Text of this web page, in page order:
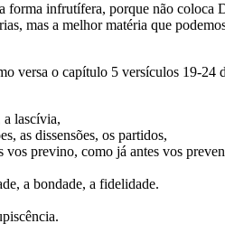
forma infrutífera, porque não coloca
mas a melhor matéria que
versa o capítulo 5 versículos 19-24
a lascívia,
as dissensões, os partidos,
vos previno, como já antes vos
a bondade, a fidelidade.